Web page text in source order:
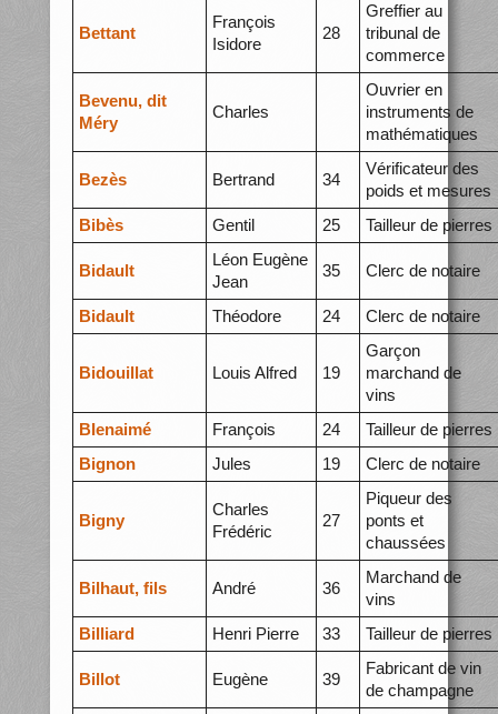
Bettant
François
Isidore
28
Greffier au
tribunal de
commerce
Bevenu, dit
Méry
Charles
Ouvrier en
instruments de
mathématiques
Bezès Bertrand 34
Vérificateur des
poids et mesures
Bibès
Gentil 25 Tailleur de pierres
Bidault
Léon Eugène
Jean
35 Clerc de notaire
Bidault Théodore 24 Clerc de notaire
Bidouillat Louis Alfred 19
Garçon
marchand de
vins
BIenaimé
François 24
Tailleur de pierres
Bignon
Jules 19 Clerc de notaire
Bigny
Charles
Frédéric
27
Piqueur des
ponts et
chaussées
Bilhaut, fils André 36
Marchand de
vins
Billiard
Henri Pierre 33 Tailleur de pierres
Billot Eugène 39
Fabricant de vin
de champagne